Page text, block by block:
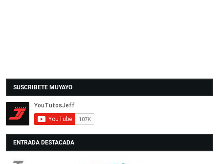
SUSCRIBETE MUYAYO
ENTRADA DESTACADA